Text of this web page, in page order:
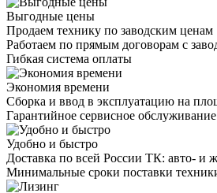
Выгодные цены
Продаем технику по заводским ценам
Работаем по прямым договорам с
Гибкая система оплаты
Экономия времени
Сборка и ввод в эксплуатацию на
Гарантийное сервисное
Удобно и быстро
Доставка по всей России ТК: авто- и
Минимальные сроки поставки